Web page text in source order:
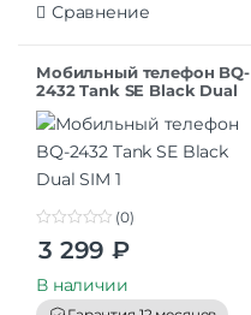
Сравнение
Мобильный телефон BQ-
2432 Tank SE Black Dual
SIM
o
t
o
f
(0)
3 299 ₽
В наличии